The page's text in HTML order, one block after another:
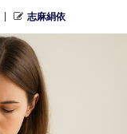
志麻絹依